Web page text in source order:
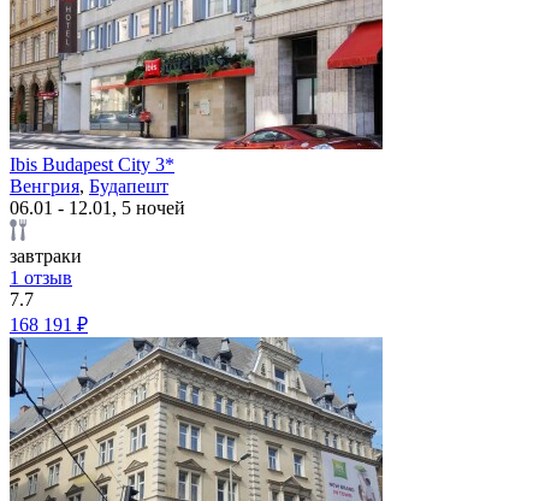
Ibis Budapest City 3*
Венгрия, Будапешт
06.01 - 12.01, 5 ночей
завтраки
1 отзыв
7.7
168 191 ₽